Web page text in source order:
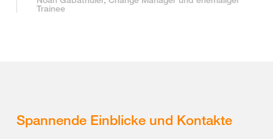
Trainee
Spannende Einblicke und Kontakte